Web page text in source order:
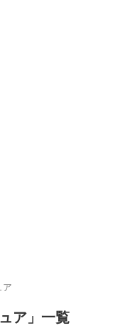
ア
ア 」 一覧